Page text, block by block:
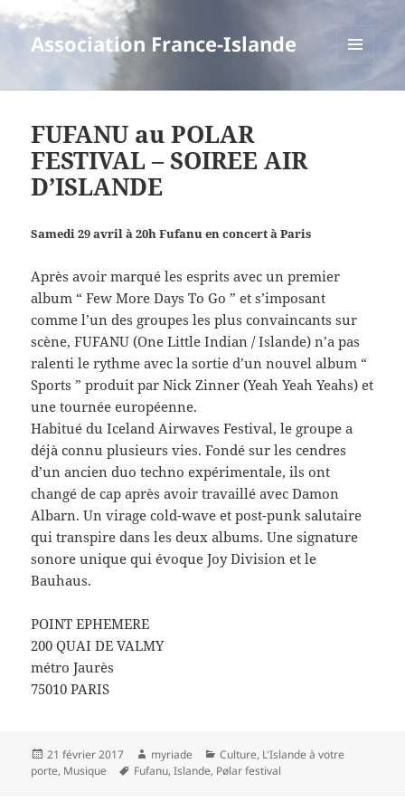
Association France-Islande
FUFANU au POLAR
FESTIVAL – SOIREE AIR
D’ISLANDE
Samedi 29 avril à 20h Fufanu en concert à Paris
Après avoir marqué les esprits avec un premier
album “ Few More Days To Go ” et s’imposant
comme l’un des groupes les plus convaincants sur
scène, FUFANU (One Little Indian / Islande) n’a pas
ralenti le rythme avec la sortie d’un nouvel album “
Sports ” produit par Nick Zinner (Yeah Yeah Yeahs) et
une tournée européenne.
Habitué du Iceland Airwaves Festival, le groupe a
déjà connu plusieurs vies. Fondé sur les cendres
d’un ancien duo techno expérimentale, ils ont
changé de cap après avoir travaillé avec Damon
Albarn. Un virage cold-wave et post-punk salutaire
qui transpire dans les deux albums. Une signature
sonore unique qui évoque Joy Division et le
Bauhaus.
POINT EPHEMERE
200 QUAI DE VALMY
métro Jaurès
75010 PARIS
Publié
le
21 février 2017 Auteur
myriade Catégories
Culture, L'Islande à votre
porte, Musique
Mots-
Fufanu,Islande, Pølar festival